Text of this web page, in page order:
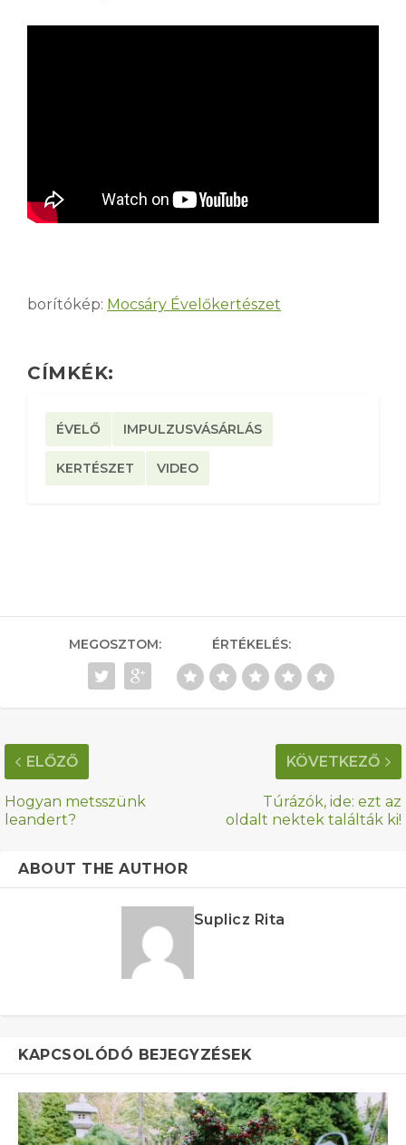
borítókép: Mocsáry Évelőkertészet
CÍMKÉK:
ÉVELŐ IMPULZUSVÁSÁRLÁS
KERTÉSZET VIDEO
MEGOSZTOM: ÉRTÉKELÉS:
ELŐZŐ
Hogyan metsszünk
leandert?
KÖVETKEZŐ
Túrázók, ide: ezt az
oldalt nektek találták ki!
ABOUT THE AUTHOR
Suplicz Rita
KAPCSOLÓDÓ BEJEGYZÉSEK